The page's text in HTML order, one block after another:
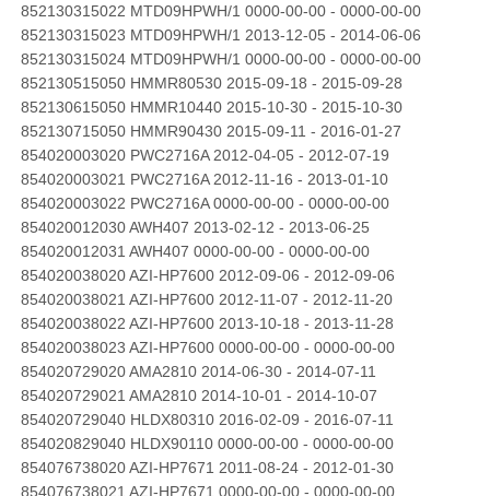
852130315022 MTD09HPWH/1 0000-00-00 - 0000-00-00
852130315023 MTD09HPWH/1 2013-12-05 - 2014-06-06
852130315024 MTD09HPWH/1 0000-00-00 - 0000-00-00
852130515050 HMMR80530 2015-09-18 - 2015-09-28
852130615050 HMMR10440 2015-10-30 - 2015-10-30
852130715050 HMMR90430 2015-09-11 - 2016-01-27
854020003020 PWC2716A 2012-04-05 - 2012-07-19
854020003021 PWC2716A 2012-11-16 - 2013-01-10
854020003022 PWC2716A 0000-00-00 - 0000-00-00
854020012030 AWH407 2013-02-12 - 2013-06-25
854020012031 AWH407 0000-00-00 - 0000-00-00
854020038020 AZI-HP7600 2012-09-06 - 2012-09-06
854020038021 AZI-HP7600 2012-11-07 - 2012-11-20
854020038022 AZI-HP7600 2013-10-18 - 2013-11-28
854020038023 AZI-HP7600 0000-00-00 - 0000-00-00
854020729020 AMA2810 2014-06-30 - 2014-07-11
854020729021 AMA2810 2014-10-01 - 2014-10-07
854020729040 HLDX80310 2016-02-09 - 2016-07-11
854020829040 HLDX90110 0000-00-00 - 0000-00-00
854076738020 AZI-HP7671 2011-08-24 - 2012-01-30
854076738021 AZI-HP7671 0000-00-00 - 0000-00-00